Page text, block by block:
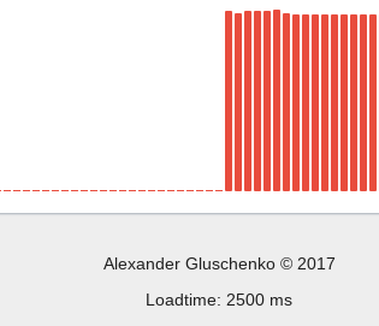
Alexander Gluschenko © 2017
Loadtime: 2500 ms